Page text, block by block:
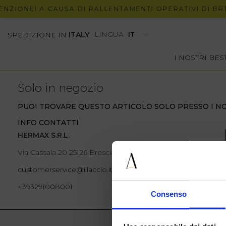
Consenso
A CAUSA DI RALLENTAMENTI OPERATIVI DI
SPEDIZIONE IN ITALY LINGUA
I NOSTRI
Solo in negozio
PUOI TROVARE QUESTO ARTICOLO SOLO PRESSO I
INFO CONTATTI
HERMAX S.R.L.
Via Cassala 20 25126 Brescia
customerservice@illaccio.it
+393291008001